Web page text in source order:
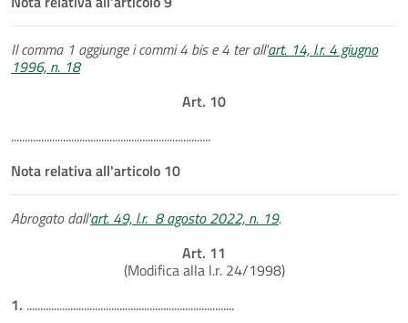
Il comma 1 aggiunge i commi 4 bis e 4 ter all'art. 14, l.r. 4 giugno
1996, n. 18
Art. 10
.........................................................................
Nota relativa all'articolo 10
Abrogato dall'art. 49, l.r. 8 agosto 2022, n. 19.
Art. 11
(Modifica alla l.r. 24/1998)
1. ............................................................................